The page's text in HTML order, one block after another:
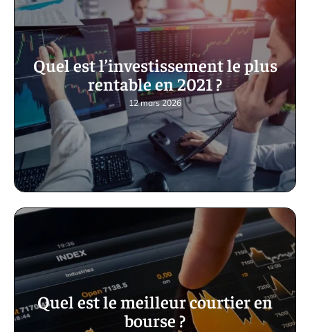
Quel est l’investissement le plus
rentable en 2021 ?
12 mars 2026
Quel est le meilleur courtier en
bourse ?